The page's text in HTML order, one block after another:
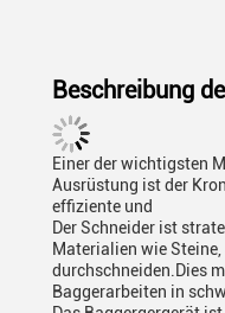
Beschreibung
Einer der wichtigsten
Ausrüstung ist der
effiziente und
Der Schneider ist
Materialien wie
durchschneiden.Dies
Baggerarbeiten in